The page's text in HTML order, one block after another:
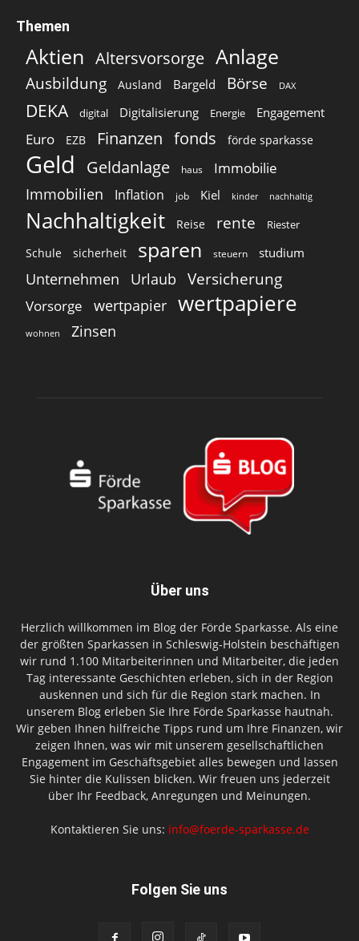
Themen
Aktien Altersvorsorge Anlage
Ausbildung Ausland Bargeld Börse DAX
DEKA digital Digitalisierung Energie Engagement
Euro EZB Finanzen fonds förde sparkasse
Geld Geldanlage haus Immobilie
Immobilien Inflation job Kiel kinder nachhaltig
Nachhaltigkeit Reise rente Riester
Schule sicherheit sparen steuern studium
Unternehmen Urlaub Versicherung
Vorsorge wertpapier wertpapiere
wohnen Zinsen
Über uns
Herzlich willkommen im Blog der Förde Sparkasse. Als eine
der größten Sparkassen in Schleswig-Holstein beschäftigen
wir rund 1.100 Mitarbeiterinnen und Mitarbeiter, die jeden
Tag interessante Geschichten erleben, sich in der Region
auskennen und sich für die Region stark machen. In
unserem Blog erleben Sie Ihre Förde Sparkasse hautnah.
Wir geben Ihnen hilfreiche Tipps rund um Ihre Finanzen, wir
zeigen Ihnen, was wir mit unserem gesellschaftlichen
Engagement im Geschäftsgebiet alles bewegen und lassen
Sie hinter die Kulissen blicken. Wir freuen uns jederzeit
über Ihr Feedback, Anregungen und Meinungen.
Kontaktieren Sie uns: info@foerde-sparkasse.de
Folgen Sie uns